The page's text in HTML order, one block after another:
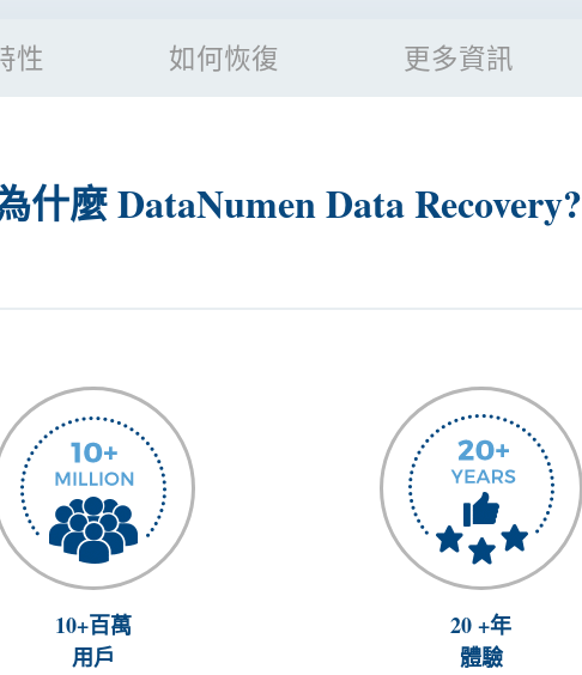
性 如何恢復 更多資訊
什麼 DataNumen Data Recovery?
10+百萬
用戶
20 +年
體驗